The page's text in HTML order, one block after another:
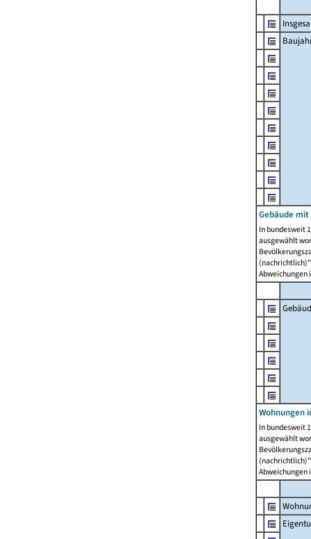
Gebäude mit
In bundesweit
ausgewählt
Abweichungen
Wohnungen
In bundesweit
ausgewählt
Abweichungen